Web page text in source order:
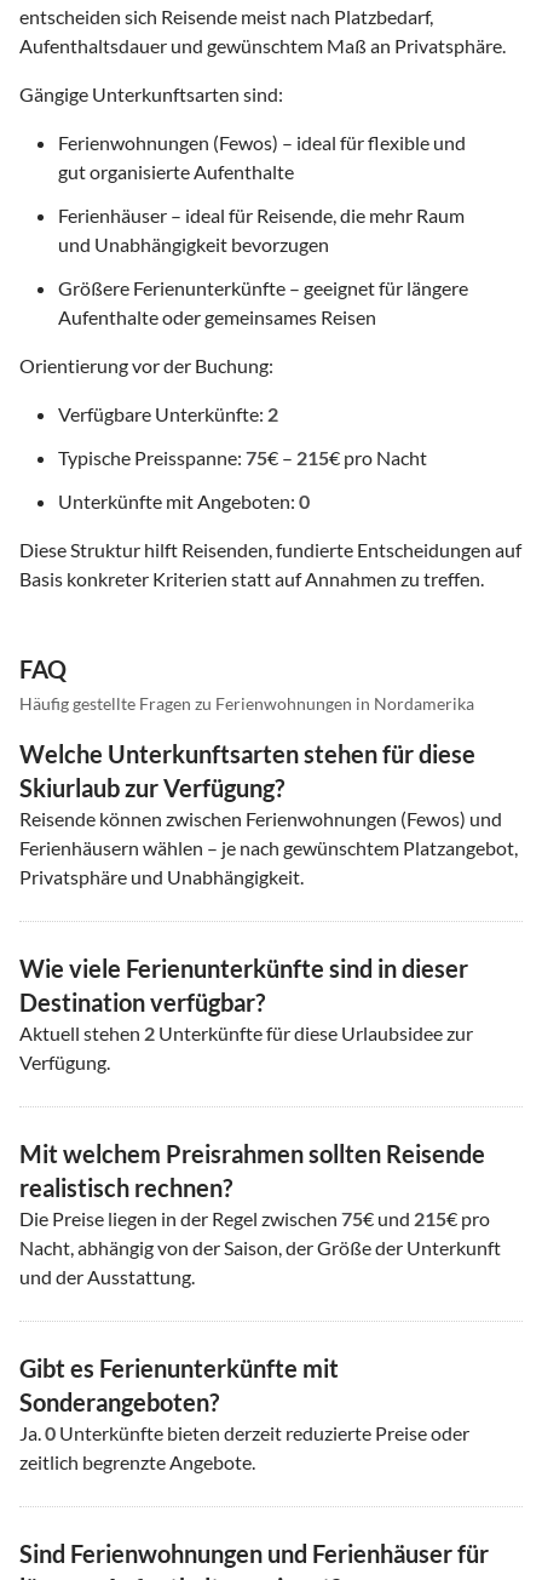
entscheiden sich Reisende meist nach Platzbedarf,
Aufenthaltsdauer und gewünschtem Maß an Privatsphäre.
Gängige Unterkunftsarten sind:
Ferienwohnungen (Fewos) – ideal für flexible und
gut organisierte Aufenthalte
Ferienhäuser – ideal für Reisende, die mehr Raum
und Unabhängigkeit bevorzugen
Größere Ferienunterkünfte – geeignet für längere
Aufenthalte oder gemeinsames Reisen
Orientierung vor der Buchung:
Verfügbare Unterkünfte: 2
Typische Preisspanne: 75€ – 215€ pro Nacht
Unterkünfte mit Angeboten: 0
Diese Struktur hilft Reisenden, fundierte Entscheidungen auf
Basis konkreter Kriterien statt auf Annahmen zu treffen.
FAQ
Häufig gestellte Fragen zu Ferienwohnungen in Nordamerika
Welche Unterkunftsarten stehen für diese
Skiurlaub zur Verfügung?
Reisende können zwischen Ferienwohnungen (Fewos) und
Ferienhäusern wählen – je nach gewünschtem Platzangebot,
Privatsphäre und Unabhängigkeit.
Wie viele Ferienunterkünfte sind in dieser
Destination verfügbar?
Aktuell stehen 2 Unterkünfte für diese Urlaubsidee zur
Verfügung.
Mit welchem Preisrahmen sollten Reisende
realistisch rechnen?
Die Preise liegen in der Regel zwischen 75€ und 215€ pro
Nacht, abhängig von der Saison, der Größe der Unterkunft
und der Ausstattung.
Gibt es Ferienunterkünfte mit
Sonderangeboten?
Ja. 0 Unterkünfte bieten derzeit reduzierte Preise oder
zeitlich begrenzte Angebote.
Sind Ferienwohnungen und Ferienhäuser für